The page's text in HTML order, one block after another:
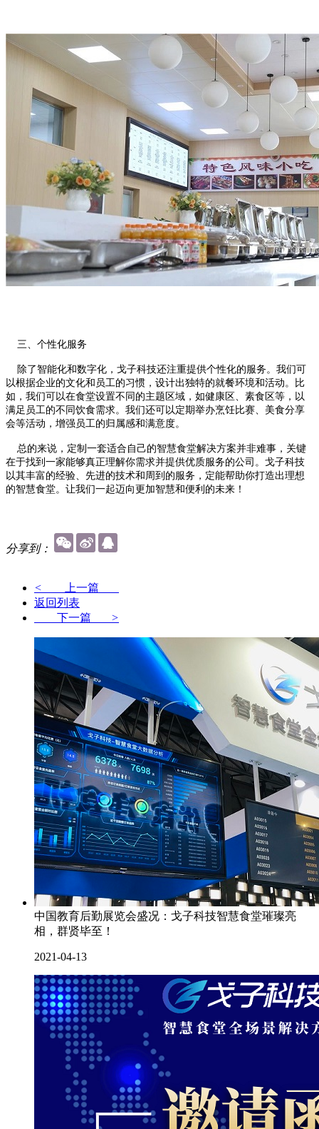
三、个性化服务
除了智能化和数字化，戈子科技还注重提供个性化的服务。我们可
以根据企业的文化和员工的习惯，设计出独特的就餐环境和活动。比
如，我们可以在食堂设置不同的主题区域，如健康区、素食区等，以
满足员工的不同饮食需求。我们还可以定期举办烹饪比赛、美食分享
会等活动，增强员工的归属感和满意度。
总的来说，定制一套适合自己的智慧食堂解决方案并非难事，关键
在于找到一家能够真正理解你需求并提供优质服务的公司。戈子科技
以其丰富的经验、先进的技术和周到的服务，定能帮助你打造出理想
的智慧食堂。让我们一起迈向更加智慧和便利的未来！
分享到：
< 上一篇
返回列表
下一篇 >
中国教育后勤展览会盛况：戈子科技智慧食堂璀璨亮
相，群贤毕至！
2021-04-13